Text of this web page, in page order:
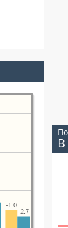
-1.0
-2.7